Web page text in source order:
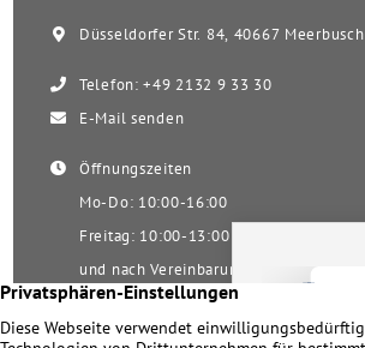
Düsseldorfer Str. 84, 40667 Meerbusch
Telefon: +49 2132 9 33 30
E-Mail senden
Öffnungszeiten
Mo-Do: 10:00-16:00
Freitag: 10:00-13:00
und nach Vereinbarung
Samstag nach Vereinbarung!